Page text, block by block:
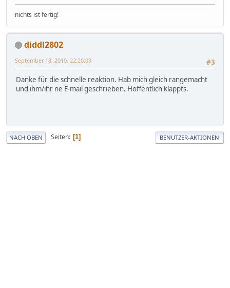
nichts ist fertig!
diddl2802
#3
September 18, 2010, 22:20:09
Danke für die schnelle reaktion. Hab mich gleich rangemacht
und ihm/ihr ne E-mail geschrieben. Hoffentlich klappts.
NACH OBEN Seiten 1 BENUTZER-AKTIONEN